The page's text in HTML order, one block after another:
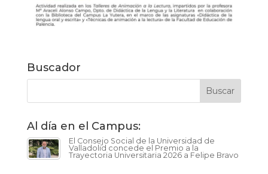
Buscador
Al día en el Campus:
El Consejo Social de la Universidad de
Valladolid concede el Premio a la
Trayectoria Universitaria 2026 a Felipe Bravo